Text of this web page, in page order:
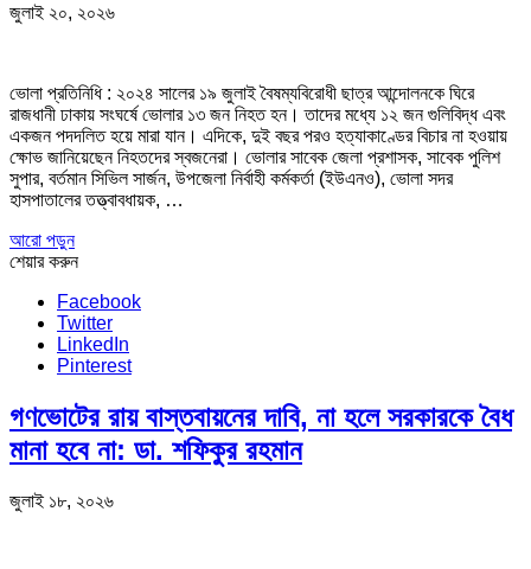
জুলাই ২০, ২০২৬
ভোলা প্রতিনিধি : ২০২৪ সালের ১৯ জুলাই বৈষম্যবিরোধী ছাত্র আন্দোলনকে ঘিরে
রাজধানী ঢাকায় সংঘর্ষে ভোলার ১৩ জন নিহত হন। তাদের মধ্যে ১২ জন গুলিবিদ্ধ এবং
একজন পদদলিত হয়ে মারা যান। এদিকে, দুই বছর পরও হত্যাকাণ্ডের বিচার না হওয়ায়
ক্ষোভ জানিয়েছেন নিহতদের স্বজনেরা। ভোলার সাবেক জেলা প্রশাসক, সাবেক পুলিশ
সুপার, বর্তমান সিভিল সার্জন, উপজেলা নির্বাহী কর্মকর্তা (ইউএনও), ভোলা সদর
হাসপাতালের তত্ত্বাবধায়ক, …
আরো পড়ুন
শেয়ার করুন
Facebook
Twitter
LinkedIn
Pinterest
গণভোটের রায় বাস্তবায়নের দাবি, না হলে সরকারকে বৈধ
মানা হবে না: ডা. শফিকুর রহমান
জুলাই ১৮, ২০২৬